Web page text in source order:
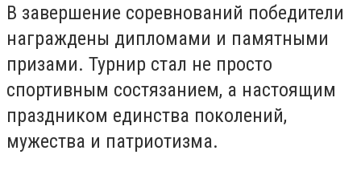
В завершение соревнований победители
награждены дипломами и памятными
призами. Турнир стал не просто
спортивным состязанием, а настоящим
праздником единства поколений,
мужества и патриотизма.